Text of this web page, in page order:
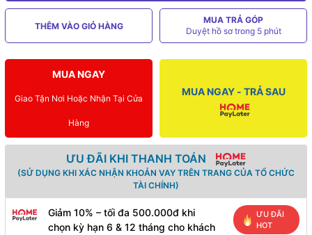
THÊM VÀO GIỎ HÀNG
MUA TRẢ GÓP
Duyệt hồ sơ trong 5 phút
MUA NGAY
Giao Tận Nơi Hoặc Nhận Tại Cửa
Hàng
MUA NGAY - TRẢ SAU
ƯU ĐÃI KHI THANH TOÁN
(SỬ DỤNG KHI XÁC NHẬN KHOẢN VAY TRÊN TRANG CỦA TỔ CHỨC
TÀI CHÍNH)
Giảm 10% – tối đa 500.000đ khi
chọn kỳ hạn 6 & 12 tháng cho khách
ƯU ĐÃI
HOT